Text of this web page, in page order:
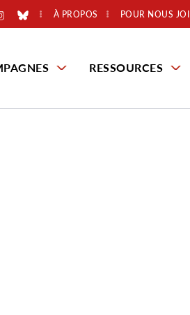
À PROPOS POUR NOUS
RESSOURCES